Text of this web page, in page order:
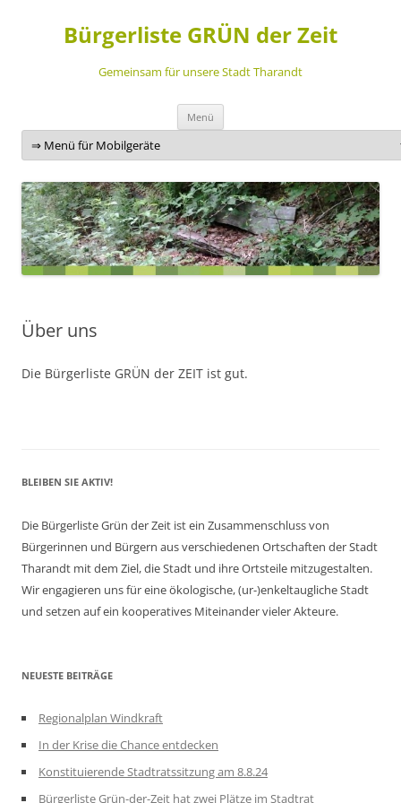
Bürgerliste GRÜN der Zeit
Gemeinsam für unsere Stadt Tharandt
Menü
springen
Über uns
Die Bürgerliste GRÜN der ZEIT ist gut.
BLEIBEN SIE AKTIV!
Die Bürgerliste Grün der Zeit ist ein Zusammenschluss von
Bürgerinnen und Bürgern aus verschiedenen Ortschaften der Stadt
Tharandt mit dem Ziel, die Stadt und ihre Ortsteile mitzugestalten.
Wir engagieren uns für eine ökologische, (ur-)enkeltaugliche Stadt
und setzen auf ein kooperatives Miteinander vieler Akteure.
NEUESTE BEITRÄGE
Regionalplan Windkraft
In der Krise die Chance entdecken
Konstituierende Stadtratssitzung am 8.8.24
Bürgerliste Grün-der-Zeit hat zwei Plätze im Stadtrat